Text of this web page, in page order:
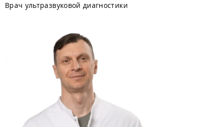
Врач ультразвуковой диагностики